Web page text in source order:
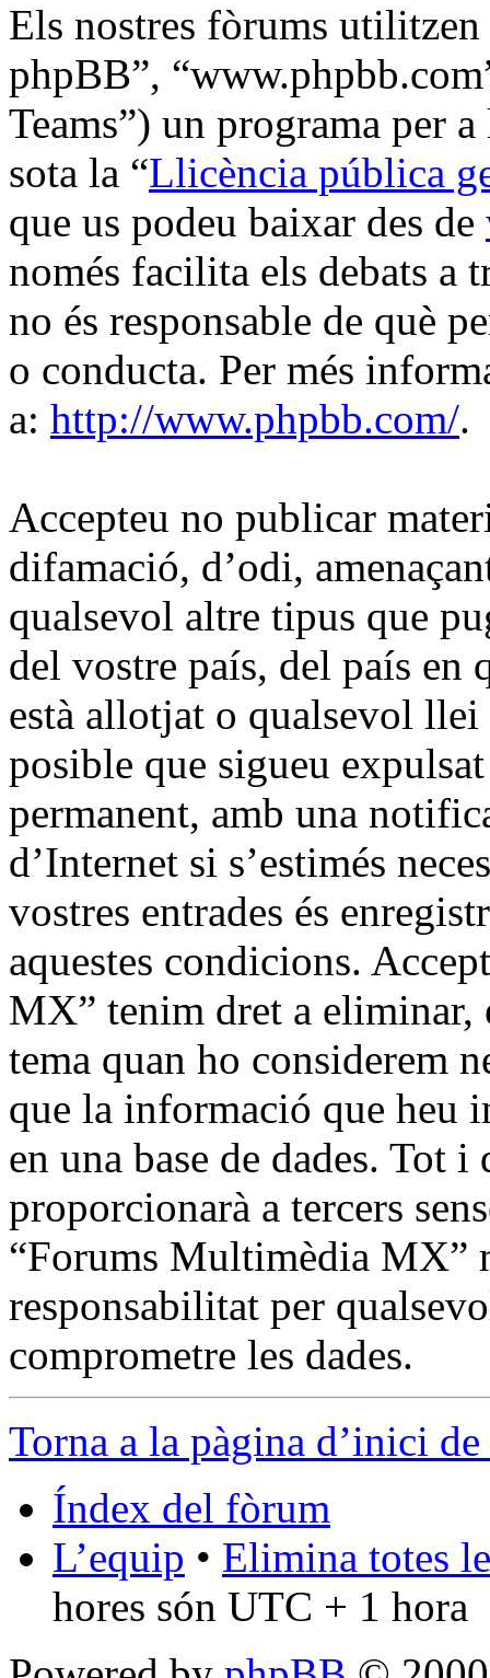
Els nostres fòrums
phpBB”,
Teams”) un programa per
sota la “Llicència pública
que us podeu baixar des de
només facilita els debats a
no és responsable de què
o conducta. Per més
a: http://www.phpbb.com/.
Accepteu no publicar
difamació, d’odi,
qualsevol altre tipus que
del vostre país, del país
està allotjat o qualsevol
posible que sigueu
permanent, amb una
d’Internet si s’estimés
vostres entrades és
aquestes condicions.
MX” tenim dret a eliminar,
tema quan ho considerem
que la informació que heu
en una base de dades. Tot
proporcionarà a tercers
“Forums Multimèdia MX”
responsabilitat per
comprometre les dades.
Torna a la pàgina d’inici de
Índex del fòrum
L’equip • Elimina totes
hores són UTC + 1 hora